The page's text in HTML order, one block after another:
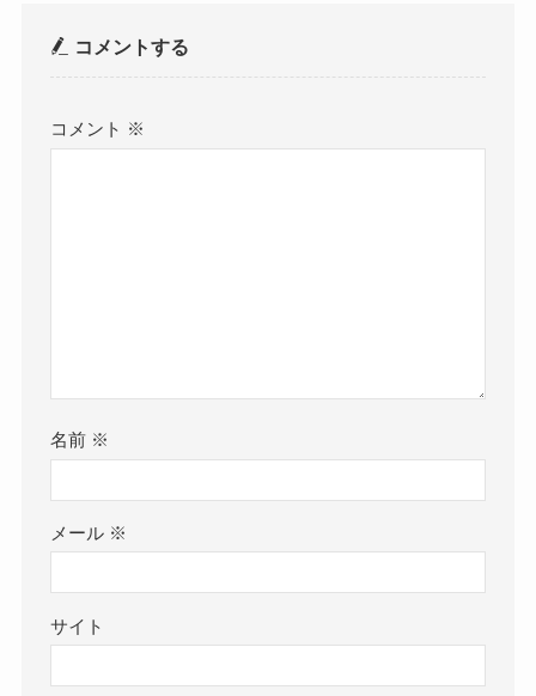
コメントする
コメント ※
名前 ※
メール ※
サイト